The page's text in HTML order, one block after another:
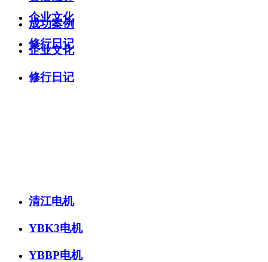
企业文化
修行日记
成功案例
企业文化
修行日记
清江电机
YBK3电机
YBBP电机